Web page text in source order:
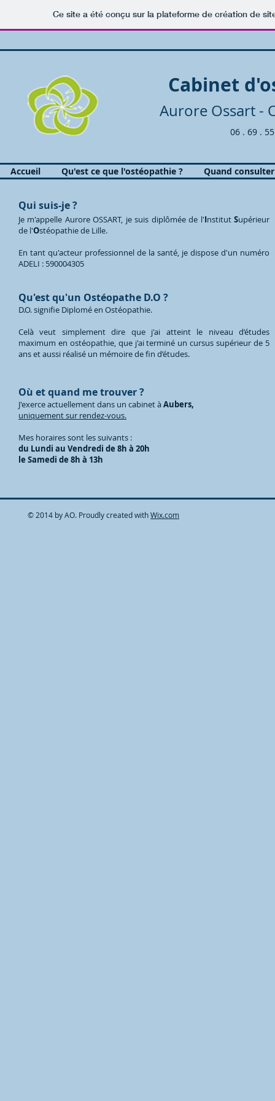
Ce site a été conçu sur la plateforme de création de
Cabinet
Aurore Ossart -
06 . 69 .
Accueil Qu'est ce que l'ostéopathie ? Quand
Qui suis-je ?
Je m'appelle Aurore OSSART, je suis diplômée de l'InstitutSupérieur
de l'Ostéopathie de Lille.
En tant qu'acteur professionnel de la santé, je dispose d'un numéro
ADELI : 590004305
Qu'est qu'un Ostéopathe D.O ?
D.O. signifie Diplomé en Ostéopathie.
Celà veut simplement dire que j'ai atteint le niveau d’études
maximum en ostéopathie, que j'ai terminé un cursus supérieur de 5
ans et aussi réalisé un mémoire de fin d’études.
Où et quand me trouver ?
J'exerce actuellement dans un cabinet àAubers,
uniquement sur rendez-vous.
Mes horaires sont les suivants :
du Lundi au Vendredi de 8h à 20h
le Samedi de 8h à 13h
© 2014 by AO. Proudly created withWix.com